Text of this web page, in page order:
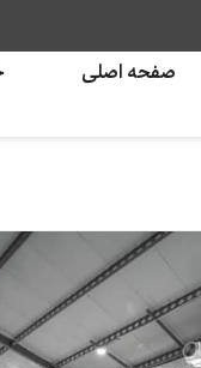
صفحه اصلی